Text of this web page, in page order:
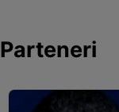
Parteneri